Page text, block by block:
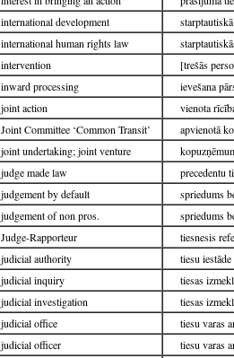
international development
international human rights law
intervention
[trešās
inward processing
ievešana
joint action
vienota
Joint Committee ‘Common Transit’
apvienotā
joint undertaking; joint venture
judge made law
precedentu
judgement by default
spriedums
judgement of non pros.
spriedums
Judge-Rapporteur
tiesnesis
judicial authority
tiesu iestāde
judicial inquiry
tiesas
judicial investigation
tiesas
judicial office
tiesu varas
judicial officer
tiesu varas